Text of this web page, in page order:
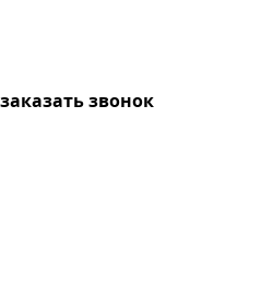
заказать звонок